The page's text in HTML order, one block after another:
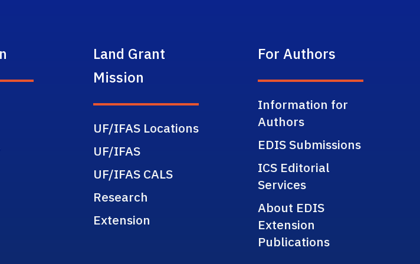
Land Grant
Mission
UF/IFAS Locations
UF/IFAS
UF/IFAS CALS
Research
Extension
For Authors
Information for
Authors
EDIS Submissions
ICS Editorial
Services
About EDIS
Extension
Publications